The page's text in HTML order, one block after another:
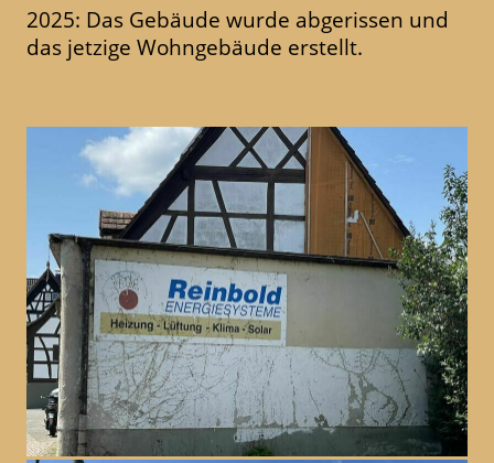
2025: Das Gebäude wurde abgerissen und
das jetzige Wohngebäude erstellt.